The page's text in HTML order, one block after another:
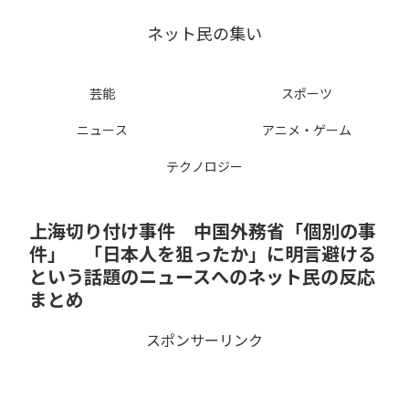
ネット民の集い
芸能
スポーツ
ニュース
アニメ・ゲーム
テクノロジー
上海切り付け事件 中国外務省「個別の事
件」 「日本人を狙ったか」に明言避ける
という話題のニュースへのネット民の反応
まとめ
スポンサーリンク